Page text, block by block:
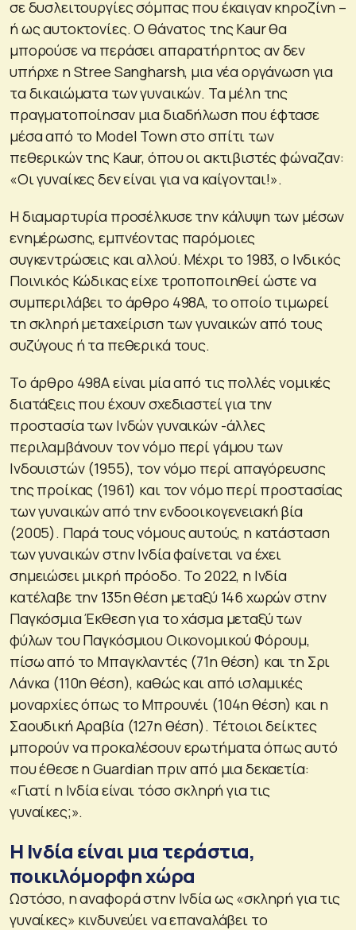
σε δυσλειτουργίες σόμπας που έκαιγαν κηροζίνη –
ή ως αυτοκτονίες. Ο θάνατος της Kaur θα
μπορούσε να περάσει απαρατήρητος αν δεν
υπήρχε η Stree Sangharsh, μια νέα οργάνωση για
τα δικαιώματα των γυναικών. Τα μέλη της
πραγματοποίησαν μια διαδήλωση που έφτασε
μέσα από το Model Town στο σπίτι των
πεθερικών της Kaur, όπου οι ακτιβιστές φώναζαν:
«Οι γυναίκες δεν είναι για να καίγονται!».
Η διαμαρτυρία προσέλκυσε την κάλυψη των μέσων
ενημέρωσης, εμπνέοντας παρόμοιες
συγκεντρώσεις και αλλού. Μέχρι το 1983, ο Ινδικός
Ποινικός Κώδικας είχε τροποποιηθεί ώστε να
συμπεριλάβει το άρθρο 498Α, το οποίο τιμωρεί
τη σκληρή μεταχείριση των γυναικών από τους
συζύγους ή τα πεθερικά τους.
Το άρθρο 498Α είναι μία από τις πολλές νομικές
διατάξεις που έχουν σχεδιαστεί για την
προστασία των Ινδών γυναικών -άλλες
περιλαμβάνουν τον νόμο περί γάμου των
Ινδουιστών (1955), τον νόμο περί απαγόρευσης
της προίκας (1961) και τον νόμο περί προστασίας
των γυναικών από την ενδοοικογενειακή βία
(2005). Παρά τους νόμους αυτούς, η κατάσταση
των γυναικών στην Ινδία φαίνεται να έχει
σημειώσει μικρή πρόοδο. Το 2022, η Ινδία
κατέλαβε την 135η θέση μεταξύ 146 χωρών στην
Παγκόσμια Έκθεση για το χάσμα μεταξύ των
φύλων του Παγκόσμιου Οικονομικού Φόρουμ,
πίσω από το Μπαγκλαντές (71η θέση) και τη Σρι
Λάνκα (110η θέση), καθώς και από ισλαμικές
μοναρχίες όπως το Μπρουνέι (104η θέση) και η
Σαουδική Αραβία (127η θέση). Τέτοιοι δείκτες
μπορούν να προκαλέσουν ερωτήματα όπως αυτό
που έθεσε η Guardian πριν από μια δεκαετία:
«Γιατί η Ινδία είναι τόσο σκληρή για τις
γυναίκες;».
Η Ινδία είναι μια τεράστια,
ποικιλόμορφη χώρα
Ωστόσο, η αναφορά στην Ινδία ως «σκληρή για τις
γυναίκες» κινδυνεύει να επαναλάβει το